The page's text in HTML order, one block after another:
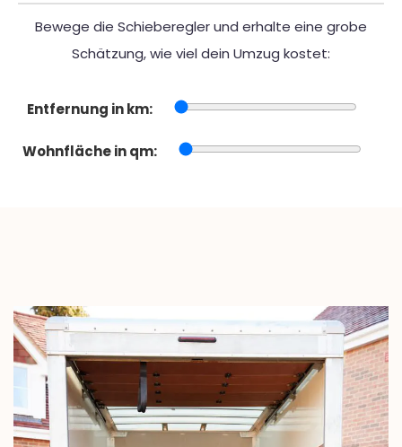
Bewege die Schieberegler und erhalte eine grobe
Schätzung, wie viel dein Umzug kostet:
Entfernung in km:
Wohnfläche in qm: